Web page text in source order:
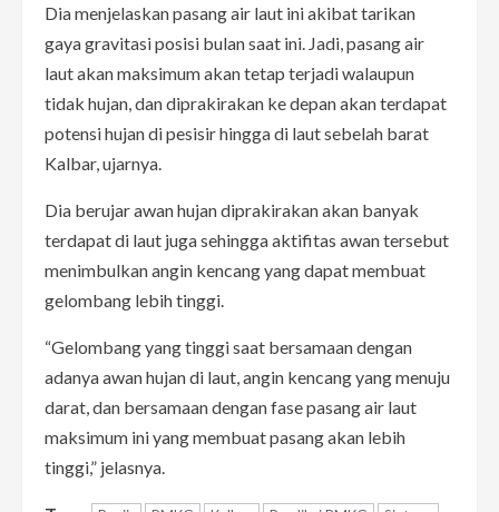
Dia menjelaskan pasang air laut ini akibat tarikan
gaya gravitasi posisi bulan saat ini. Jadi, pasang air
laut akan maksimum akan tetap terjadi walaupun
tidak hujan, dan diprakirakan ke depan akan terdapat
potensi hujan di pesisir hingga di laut sebelah barat
Kalbar, ujarnya.
Dia berujar awan hujan diprakirakan akan banyak
terdapat di laut juga sehingga aktifitas awan tersebut
menimbulkan angin kencang yang dapat membuat
gelombang lebih tinggi.
“Gelombang yang tinggi saat bersamaan dengan
adanya awan hujan di laut, angin kencang yang menuju
darat, dan bersamaan dengan fase pasang air laut
maksimum ini yang membuat pasang akan lebih
tinggi,” jelasnya.